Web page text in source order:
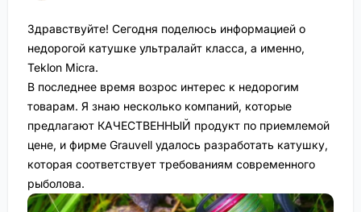
Здравствуйте! Сегодня поделюсь информацией о
недорогой катушке ультралайт класса, а именно,
Teklon Micra.
В последнее время возрос интерес к недорогим
товарам. Я знаю несколько компаний, которые
предлагают КАЧЕСТВЕННЫЙ продукт по приемлемой
цене, и фирме Grauvell удалось разработать катушку,
которая соответствует требованиям современного
рыболова.